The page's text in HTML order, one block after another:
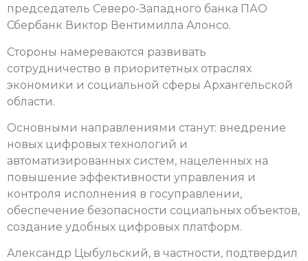
председатель Северо-Западного банка ПАО
Сбербанк Виктор Вентимилла Алонсо.
Стороны намереваются развивать
сотрудничество в приоритетных отраслях
экономики и социальной сферы Архангельской
области.
Основными направлениями станут: внедрение
новых цифровых технологий и
автоматизированных систем, нацеленных на
повышение эффективности управления и
контроля исполнения в госуправлении,
обеспечение безопасности социальных объектов,
создание удобных цифровых платформ.
Александр Цыбульский, в частности, подтвердил